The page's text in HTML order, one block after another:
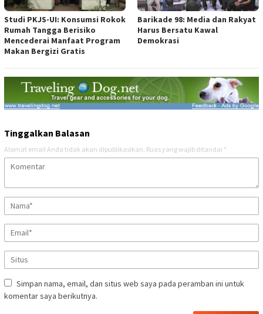
Studi PKJS-UI: Konsumsi Rokok
Rumah Tangga Berisiko
Mencederai Manfaat Program
Makan Bergizi Gratis
Barikade 98: Media dan Rakyat
Harus Bersatu Kawal
Demokrasi
Tinggalkan Balasan
Alamat email Anda tidak akan dipublikasikan. Ruas yang wajib ditandai *
Simpan nama, email, dan situs web saya pada peramban ini untuk
komentar saya berikutnya.